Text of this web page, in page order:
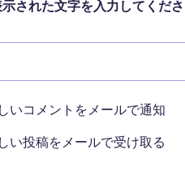
示された文字を入力してくださ
いコメントをメールで通知
い投稿をメールで受け取る